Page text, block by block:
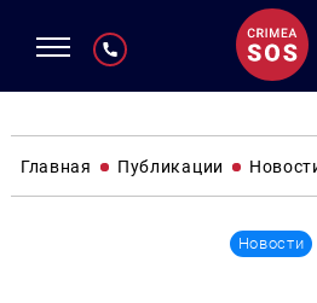
Главная Публикации
Новости